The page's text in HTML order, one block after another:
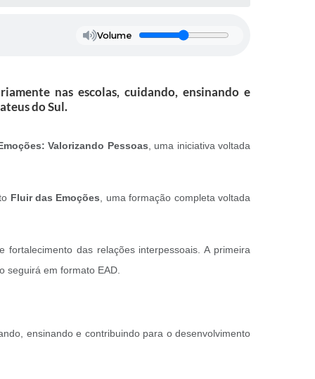
Volume
nas escolas, cuidando, ensinando e
do Sul.
Valorizando Pessoas , uma iniciativa voltada
Fluir das Emoções , uma formação completa voltada
das relações interpessoais. A primeira
seguirá em formato EAD.
ensinando e contribuindo para o desenvolvimento